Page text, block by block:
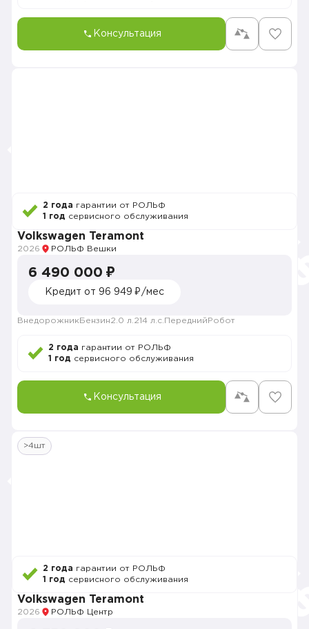
Консультация
2 года гарантии от РОЛЬФ
1 год сервисного обслуживания
Volkswagen Teramont
2026 РОЛЬФ Вешки
6 490 000 ₽
Кредит от 96 949 ₽/мес
Внедорожник Бензин2.0 л. 214 л.с. Передний Робот
2 года гарантии от РОЛЬФ
1 год сервисного обслуживания
Консультация
>4шт
2 года гарантии от РОЛЬФ
1 год сервисного обслуживания
Volkswagen Teramont
2026 РОЛЬФ Центр